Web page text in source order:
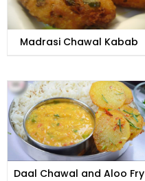
Madrasi Chawal Kabab
Daal Chawal and Aloo Fry